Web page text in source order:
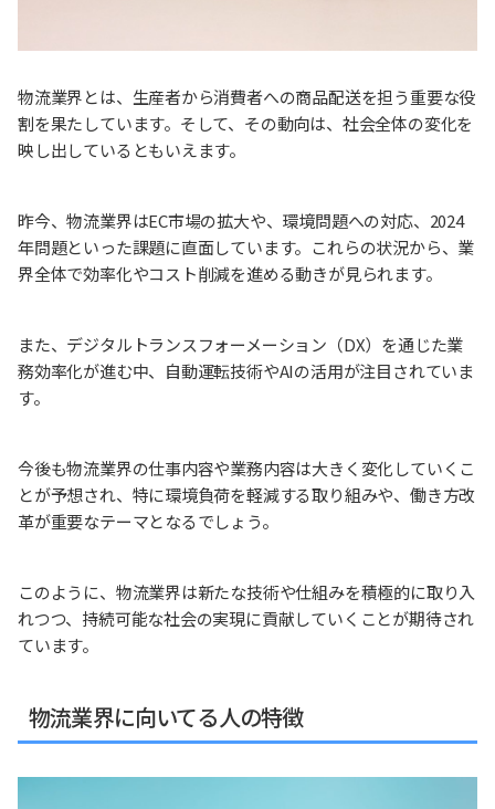
物流業界とは、生産者から消費者への商品配送を担う重要な役
割を果たしています。そして、その動向は、社会全体の変化を
映し出しているともいえます。
昨今、物流業界はEC市場の拡大や、環境問題への対応、2024
年問題といった課題に直面しています。これらの状況から、業
界全体で効率化やコスト削減を進める動きが見られます。
また、デジタルトランスフォーメーション（DX）を通じた業
務効率化が進む中、自動運転技術やAIの活用が注目されていま
す。
今後も物流業界の仕事内容や業務内容は大きく変化していくこ
とが予想され、特に環境負荷を軽減する取り組みや、働き方改
革が重要なテーマとなるでしょう。
このように、物流業界は新たな技術や仕組みを積極的に取り入
れつつ、持続可能な社会の実現に貢献していくことが期待され
ています。
物流業界に向いてる人の特徴